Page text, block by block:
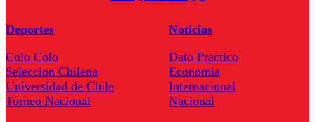
Deportes
Colo Colo
Seleccion Chilena
Universidad de Chile
Torneo Nacional
Noticias
Dato Practico
Economía
Internacional
Nacional